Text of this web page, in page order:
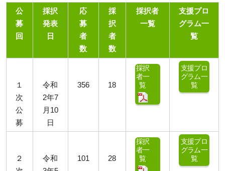
公
募
回
採択
発表
日
応
募
者
数
採
択
者
数
採択者
一覧
支援プロ
グラム一
覧
１
次
公
募
令和
2年7
月10
日
356 18
採択
者一
覧
支援プロ
グラム一
覧
２
令和
101 28
採択
者一
覧
支援プロ
グラム一
覧